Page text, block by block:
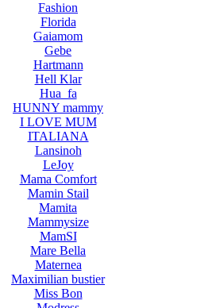
Fashion
Florida
Gaiamom
Gebe
Hartmann
Hell Klar
Hua_fa
HUNNY mammy
I LOVE MUM
ITALIANA
Lansinoh
LeJoy
Mama Comfort
Mamin Stail
Mamita
Mammysize
MamSI
Mare Bella
Maternea
Maximilian bustier
Miss Bon